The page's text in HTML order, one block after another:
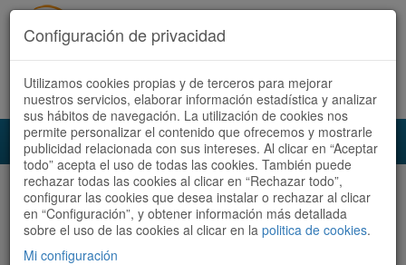
Acceder Registrate ahora Español | Català
Audioruta Todas las rutas
Todas las rutas Ordenar por:Más recientes
Configuración de privacidad
Utilizamos cookies propias y de terceros para mejorar
nuestros servicios, elaborar información estadística y analizar
sus hábitos de navegación. La utilización de cookies nos
permite personalizar el contenido que ofrecemos y mostrarle
publicidad relacionada con sus intereses. Al clicar en “Aceptar
todo” acepta el uso de todas las cookies. También puede
rechazar todas las cookies al clicar en “Rechazar todo”,
configurar las cookies que desea instalar o rechazar al clicar
en “Configuración”, y obtener información más detallada
sobre el uso de las cookies al clicar en la politica de cookies.
Mi configuración